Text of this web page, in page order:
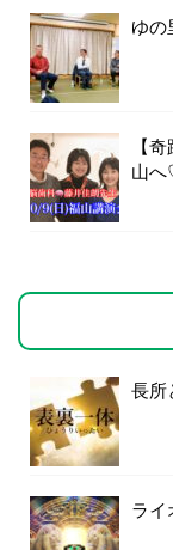
ゆの
【
山
長
ラ